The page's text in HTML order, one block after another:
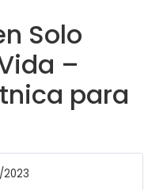
Solo
–
para
2023